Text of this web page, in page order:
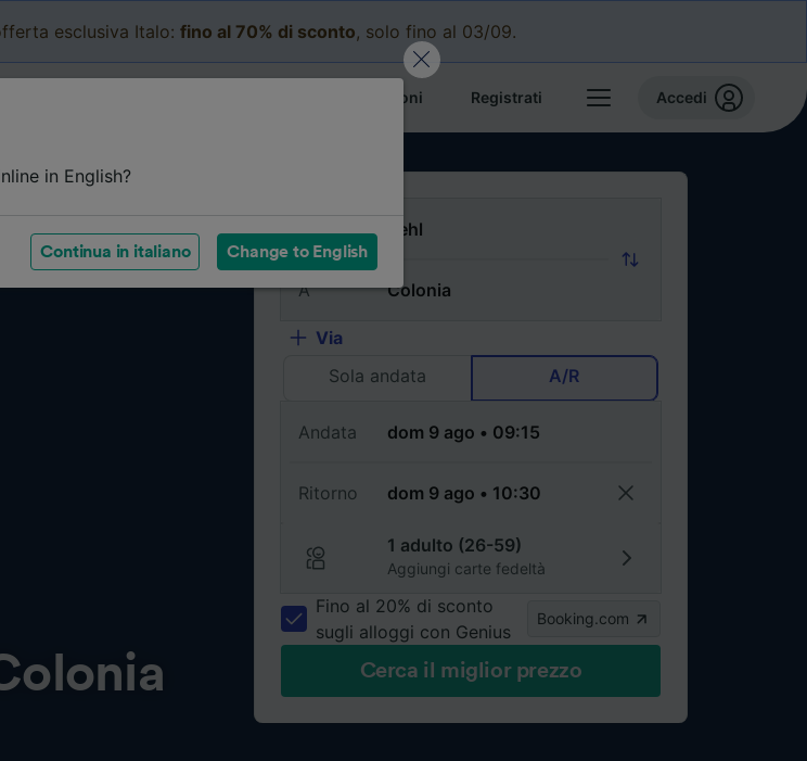
esclusiva Italo: fino al 70% di sconto, solo fino al 03/09.
Le mie prenotazioni Registrati Accedi
Da
A
Via
Sola andata
A/R
Andata
Ritorno
1 adulto (26-59)
Aggiungi carte fedeltà
Fino al 20% di sconto
sugli alloggi con Genius
Booking.com
Cerca il miglior prezzo
in English?
Continua in italiano Change to English